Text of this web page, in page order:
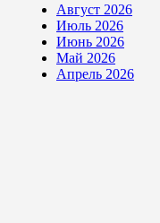
Август 2026
Июль 2026
Июнь 2026
Май 2026
Апрель 2026